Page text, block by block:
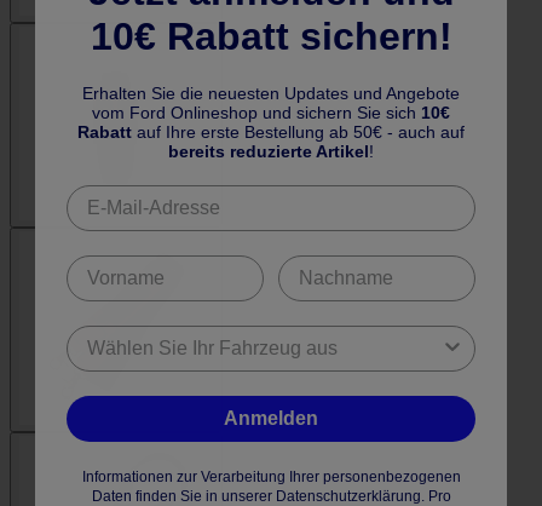
10€ Rabatt sichern!
Erhalten Sie die neuesten Updates und Angebote
vom Ford Onlineshop und sichern Sie sich 10€
Rabatt auf Ihre erste Bestellung ab 50€ - auch auf
bereits reduzierte Artikel!
Anmelden
Informationen zur Verarbeitung Ihrer personenbezogenen
Daten finden Sie in unserer Datenschutzerklärung. Pro